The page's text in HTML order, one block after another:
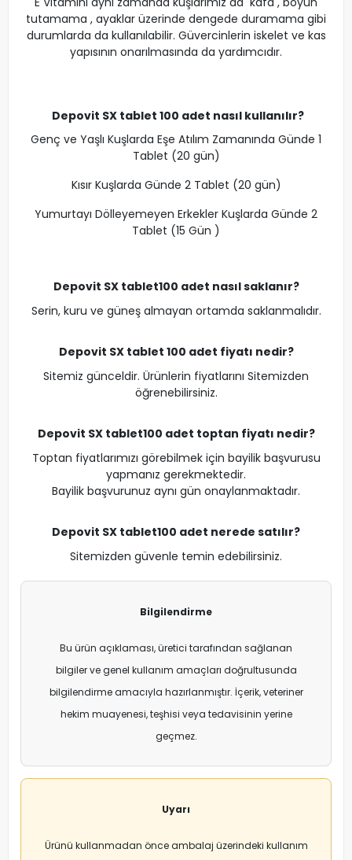
tutamama , ayaklar üzerinde dengede duramama gibi
durumlarda da kullanılabilir. Güvercinlerin iskelet ve kas
yapısının onarılmasında da yardımcıdır.
Depovit SX tablet 100 adet nasıl kullanılır?
Genç ve Yaşlı Kuşlarda Eşe Atılım Zamanında Günde 1
Tablet (20 gün)
Kısır Kuşlarda Günde 2 Tablet (20 gün)
Yumurtayı Dölleyemeyen Erkekler Kuşlarda Günde 2
Tablet (15 Gün )
Depovit SX tablet100 adet nasıl saklanır?
Serin, kuru ve güneş almayan ortamda saklanmalıdır.
Depovit SX tablet 100 adet fiyatı nedir?
Sitemiz günceldir. Ürünlerin fiyatlarını Sitemizden
öğrenebilirsiniz.
Depovit SX tablet100 adet toptan fiyatı nedir?
Toptan fiyatlarımızı görebilmek için bayilik başvurusu
yapmanız gerekmektedir.
Bayilik başvurunuz aynı gün onaylanmaktadır.
Depovit SX tablet100 adet nerede satılır?
Sitemizden güvenle temin edebilirsiniz.
Bilgilendirme
Bu ürün açıklaması, üretici tarafından sağlanan
bilgiler ve genel kullanım amaçları doğrultusunda
bilgilendirme amacıyla hazırlanmıştır. İçerik, veteriner
hekim muayenesi, teşhisi veya tedavisinin yerine
geçmez.
Uyarı
Ürünü kullanmadan önce ambalaj üzerindeki kullanım